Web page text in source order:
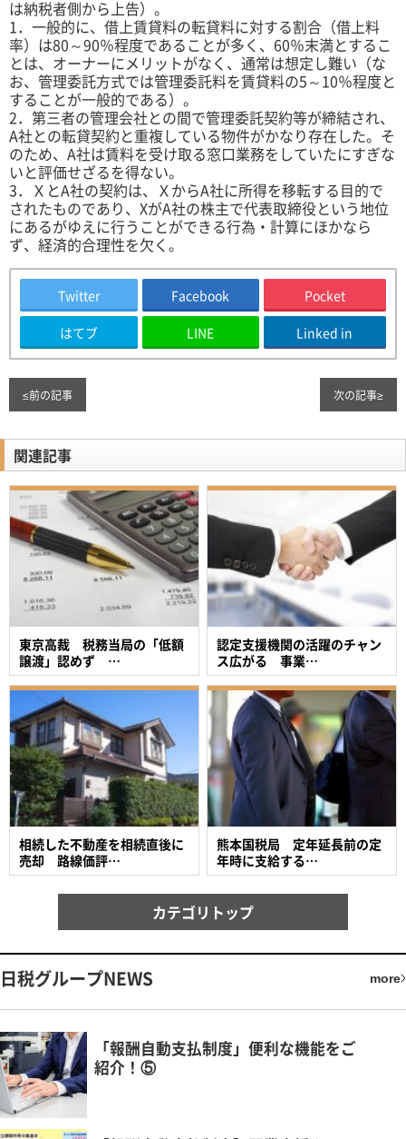
は納税者側から上告）。
1．一般的に、借上賃貸料の転貸料に対する割合（借上料
率）は80～90％程度であることが多く、60％末満とするこ
とは、オーナーにメリットがなく、通常は想定し難い（な
お、管理委託方式では管理委託料を賃貸料の5～10％程度と
することが一般的である）。
2．第三者の管理会社との間で管理委託契約等が締結され、
A社との転貸契約と重複している物件がかなり存在した。そ
のため、A社は賃料を受け取る窓口業務をしていたにすぎな
いと評価せざるを得ない。
3．ＸとA社の契約は、ＸからA社に所得を移転する目的で
されたものであり、XがA社の株主で代表取締役という地位
にあるがゆえに行うことができる行為・計算にほかなら
ず、経済的合理性を欠く。
Twitter Facebook Pocket
はてブ LINE Linked in
≤前の記事 次の記事≥
関連記事
認定支援機関の活躍のチャン
ス広がる 事業…
東京高裁 税務当局の「低額
譲渡」認めず …
熊本国税局 定年延長前の定
年時に支給する…
相続した不動産を相続直後に
売却 路線価評…
カテゴリトップ
日税グループNEWS more
「報酬自動支払制度」便利な機能をご
紹介！⑤